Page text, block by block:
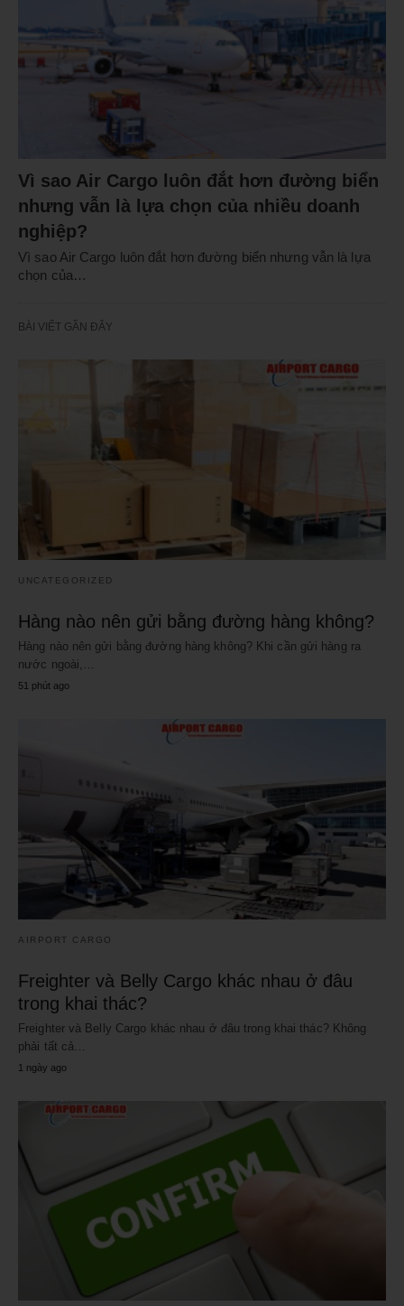
Vì sao Air Cargo luôn đắt hơn đường biển
nhưng vẫn là lựa chọn của nhiều doanh
nghiệp?
Vì sao Air Cargo luôn đắt hơn đường biển nhưng vẫn là lựa
chọn của…
BÀI VIẾT GẦN ĐÂY
UNCATEGORIZED
Hàng nào nên gửi bằng đường hàng không?
Hàng nào nên gửi bằng đường hàng không? Khi cần gửi hàng ra
nước ngoài,…
51 phút ago
AIRPORT CARGO
Freighter và Belly Cargo khác nhau ở đâu
trong khai thác?
Freighter và Belly Cargo khác nhau ở đâu trong khai thác? Không
phải tất cả…
1 ngày ago